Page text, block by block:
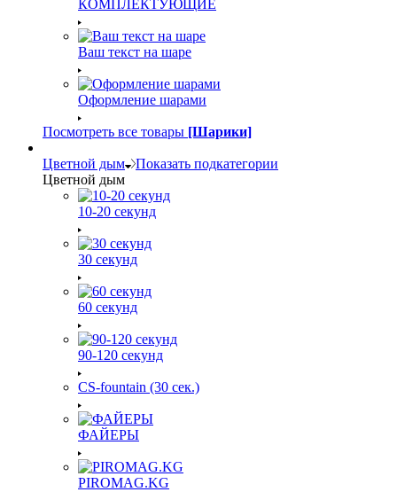
КОМПЛЕКТУЮЩИЕ
Ваш текст на шаре
Оформление шарами
Посмотреть все товары [Шарики]
Цветной дым
Показать подкатегории
Цветной дым
10-20 секунд
30 секунд
60 секунд
90-120 секунд
CS-fountain (30 сек.)
ФАЙЕРЫ
PIROMAG.KG